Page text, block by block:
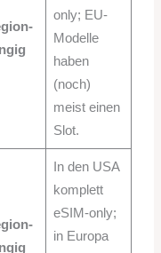
only; EU-
Modelle
haben
(noch)
meist einen
Slot.
In den USA
komplett
eSIM-only;
in Europa